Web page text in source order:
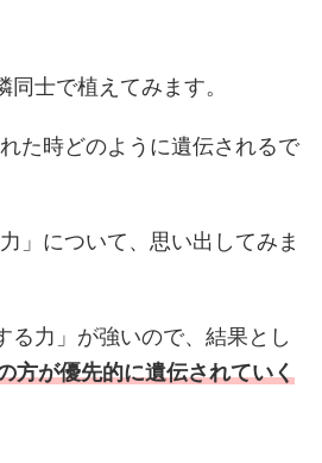
士で植えてみます。
た時どのように遺伝されるで
」について、思い出してみま
る力」が強いので、結果とし
方が優先的に遺伝されていく